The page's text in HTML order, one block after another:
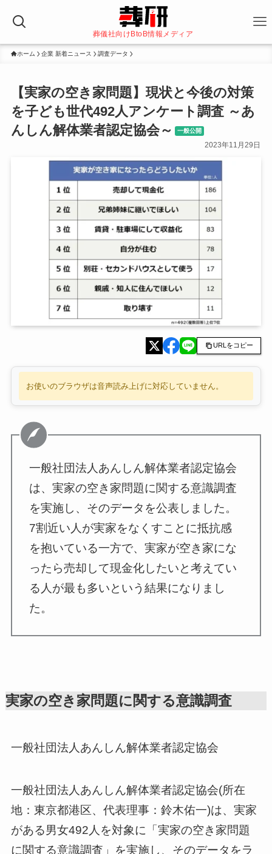
葬儀社向けBtoB情報メディア
ホーム 企業 新着ニュース 調査データ
【実家の空き家問題】現状と今後の対策
を子ども世代492人アンケート調査 ～あ
んしん解体業者認定協会～
一般公開
2023年11月29日
URLをコピー
お使いのブラウザは音声読み上げに対応していません。
一般社団法人あんしん解体業者認定協会
は、実家の空き家問題に関する意識調査
を実施し、そのデータを公表しました。
7割近い人が実家をなくすことに抵抗感
を抱いている一方で、実家が空き家にな
ったら売却して現金化したいと考えてい
る人が最も多いという結果になりまし
た。
実家の空き家問題に関する意識調査
一般社団法人あんしん解体業者認定協会
一般社団法人あんしん解体業者認定協会(所在
地：東京都港区、代表理事：鈴木佑一)は、実家
がある男女492人を対象に「実家の空き家問題
に関する意識調査」を実施し、そのデータをラ